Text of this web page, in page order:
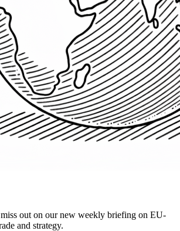
out on our new weekly briefing on EU-
and strategy.